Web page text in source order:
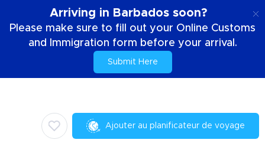
Arriving in Barbados soon?
Please make sure to fill out your Online Customs
and Immigration form before your arrival.
Submit Here
Choses à faire Culinaire Pablo Donte's
Ajouter au planificateur de voyage